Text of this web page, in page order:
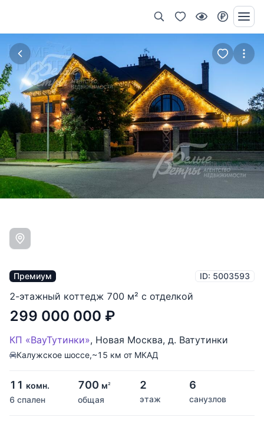
Премиум ID: 5003593
2-этажный коттедж 700 м² с отделкой
299 000 000 ₽
КП «ВауТутинки», Новая Москва, д. Ватутинки
Калужское шоссе,~15 км от МКАД
11 комн.
6 спален
700 м2
общая
2
этаж
6
санузлов